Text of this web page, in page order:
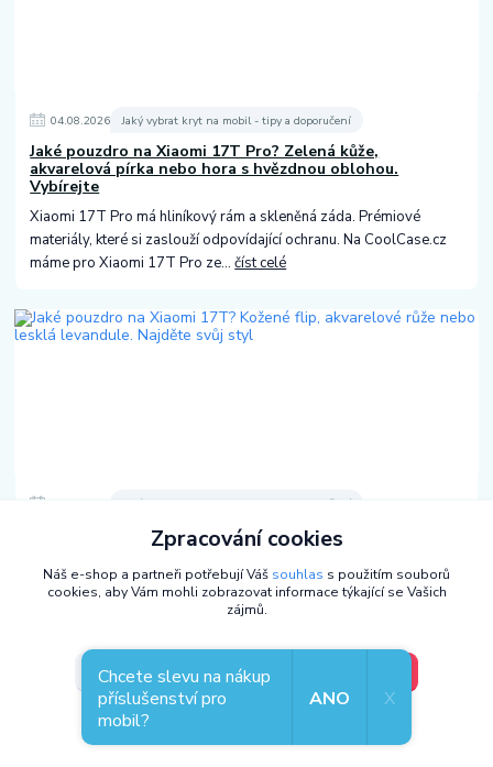
04.08.2026 Jaký vybrat kryt na mobil - tipy a doporučení
Jaké pouzdro na Xiaomi 17T Pro? Zelená kůže,
akvarelová pírka nebo hora s hvězdnou oblohou.
Vybírejte
Xiaomi 17T Pro má hliníkový rám a skleněná záda. Prémiové
materiály, které si zaslouží odpovídající ochranu. Na CoolCase.cz
máme pro Xiaomi 17T Pro ze...číst celé
Jaký vybrat kryt na mobil - tipy a doporučení
Jaké pouzdro na Xiaomi 17T? Kožené flip, akvarelové
růže nebo lesklá levandule. Najděte svůj styl
Xiaomi 17T je kompaktní, lehký a má plastový rám, který se bez
ochrany škrábe rychleji, než čekáte. Správné pouzdlo ochrání záda i
Zpracování cookies
Náš e-shop a partneři potřebují Váš souhlas s použitím souborů
cookies, aby Vám mohli zobrazovat informace týkající se Vašich
zájmů.
Nastavení V pořádku, jdu si vybrat
Souhlas můžete odmítnout
Chcete slevu na nákup
příslušenství pro
mobil?
ANO X